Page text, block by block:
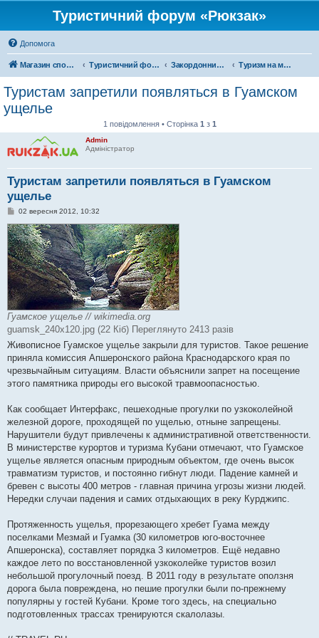
Туристичний форум «Рюкзак»
Допомога
Магазин спорядження Туристичний форум «Рюкзак» Закордонний туризм Туризм на московії
Туристам запретили появляться в Гуамском
ущелье
1 повідомлення • Сторінка 1 з 1
Admin
Адміністратор
Туристам запретили появляться в Гуамском
ущелье
П
в
і
д
о
м
л
е
н
н
я
02 вересня 2012, 10:32
Гуамское ущелье // wikimedia.org
guamsk_240x120.jpg (22 Кіб) Переглянуто 2413 разів
Живописное Гуамское ущелье закрыли для туристов. Такое решение
приняла комиссия Апшеронского района Краснодарского края по
чрезвычайным ситуациям. Власти объяснили запрет на посещение
этого памятника природы его высокой травмоопасностью.
Как сообщает Интерфакс, пешеходные прогулки по узкоколейной
железной дороге, проходящей по ущелью, отныне запрещены.
Нарушители будут привлечены к административной ответственности.
В министерстве курортов и туризма Кубани отмечают, что Гуамское
ущелье является опасным природным объектом, где очень высок
травматизм туристов, и постоянно гибнут люди. Падение камней и
бревен с высоты 400 метров - главная причина угрозы жизни людей.
Нередки случаи падения и самих отдыхающих в реку Курджипс.
Протяженность ущелья, прорезающего хребет Гуама между
поселками Мезмай и Гуамка (30 километров юго-восточнее
Апшеронска), составляет порядка 3 километров. Ещё недавно
каждое лето по восстановленной узкоколейке туристов возил
небольшой прогулочный поезд. В 2011 году в результате оползня
дорога была повреждена, но пешие прогулки были по-прежнему
популярны у гостей Кубани. Кроме того здесь, на специально
подготовленных трассах тренируются скалолазы.